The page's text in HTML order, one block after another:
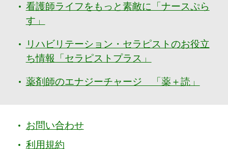
看護師ライフをもっと素敵に「ナースぷら
す」
リハビリテーション・セラピストのお役立
ち情報「セラピストプラス」
薬剤師のエナジーチャージ 「薬＋読」
お問い合わせ
利用規約